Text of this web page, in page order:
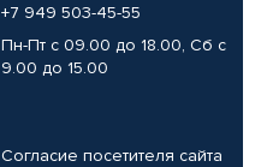
+7 949 503-45-55
Пн-Пт с 09.00 до 18.00, Сб с
9.00 до 15.00
Согласие посетителя сайта